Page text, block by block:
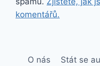
komentářů.
O nás Stát se